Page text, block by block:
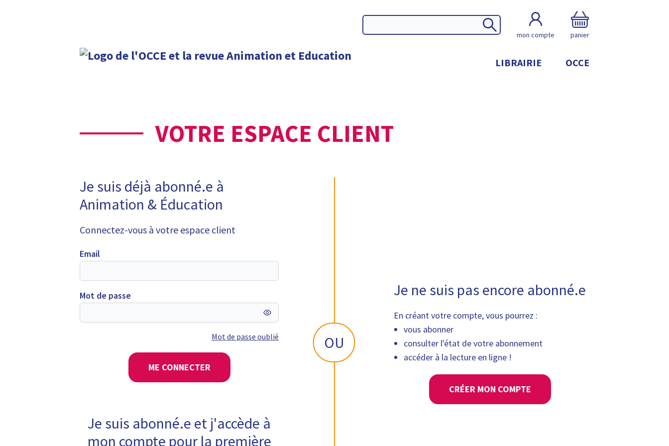
mon compte panier
LIBRAIRIE OCCE
VOTRE ESPACE CLIENT
Je suis déjà abonné.e à
Animation & Éducation
Connectez-vous à votre espace client
Email
Mot de passe
Mot de passe oublié
ME CONNECTER
Je suis abonné.e et j'accède à
mon compte pour la première
OU
Je ne suis pas encore abonné.e
En créant votre compte, vous pourrez :
vous abonner
consulter l'état de votre abonnement
accéder à la lecture en ligne !
CRÉER MON COMPTE